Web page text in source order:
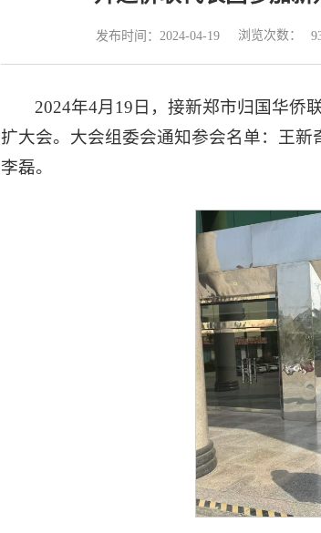
发布时间：2024-04-19 浏览次数：
2024年4月19日，接新郑市归国华侨
扩大会。大会组委会通知参会名单：王新
李磊。